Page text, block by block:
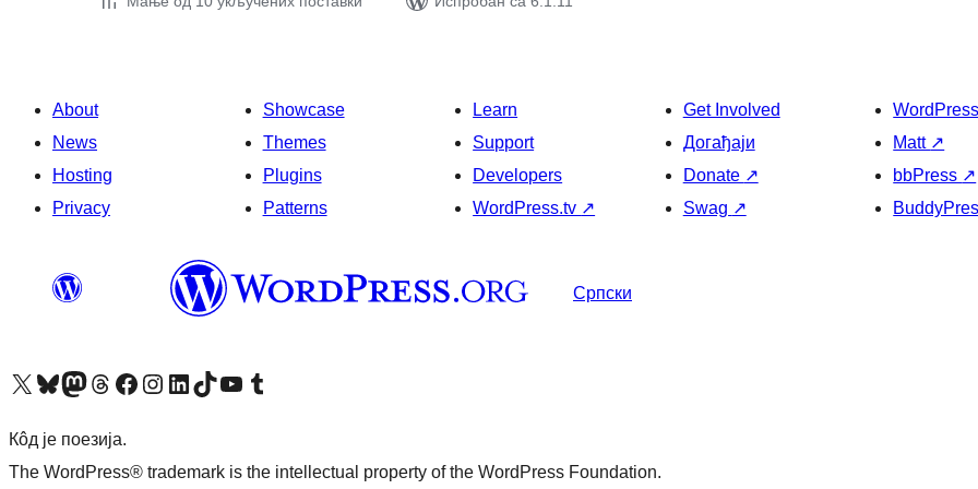
About
News
Hosting
Privacy
Showcase
Themes
Plugins
Patterns
Learn
Support
Developers
WordPress.tv ↗
Get Involved
Догађаји
Donate ↗
Swag ↗
Matt ↗
bbPress ↗
Српски
Visit our X (formerly Twitter) account
Посетите наш Bluesky налог
Visit our Mastodon account
Посетите наш налог на Threads-у Visit our Facebook pageПосетите наш Инстаграм налог
Visit our LinkedIn account
Посетите наш TikTok налог
Visit our YouTube channel
Посетите наш Tumblr налог
Кôд је поезија.
The WordPress® trademark is the intellectual property of the WordPress Foundation.